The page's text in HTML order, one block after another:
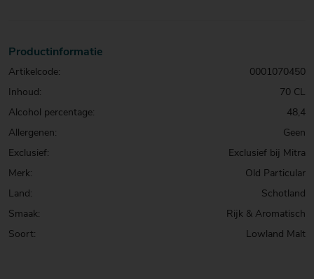
Productinformatie
Artikelcode:
0001070450
Inhoud:
70 CL
Alcohol percentage:
48,4
Allergenen:
Geen
Exclusief:
Exclusief bij Mitra
Merk:
Old Particular
Land:
Schotland
Smaak:
Rijk & Aromatisch
Soort:
Lowland Malt